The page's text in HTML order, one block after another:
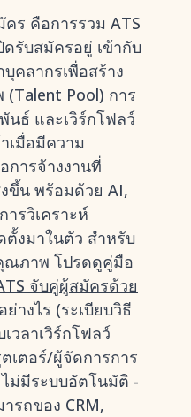
ร คือการรวม ATS
รับสมัครอยู่ เข้ากับ
คลากรเพื่อสร้าง
Pool) การ
นธ์ และเวิร์กโฟลว์
เมื่อมีความ
การจ้างงานที่
ขึ้น พร้อมด้วย AI,
ารวิเคราะห์
ตั้งมาในตัว สำหรับ
ณภาพ โปรดดูคู่มือ
จับคู่ผู้สมัครด้วย
ย่างไร (ระเบียบวิธี
เวลาเวิร์กโฟลว์
เตอร์/ผู้จัดการการ
ม่มีระบบอัตโนมัติ -
รถของ CRM,